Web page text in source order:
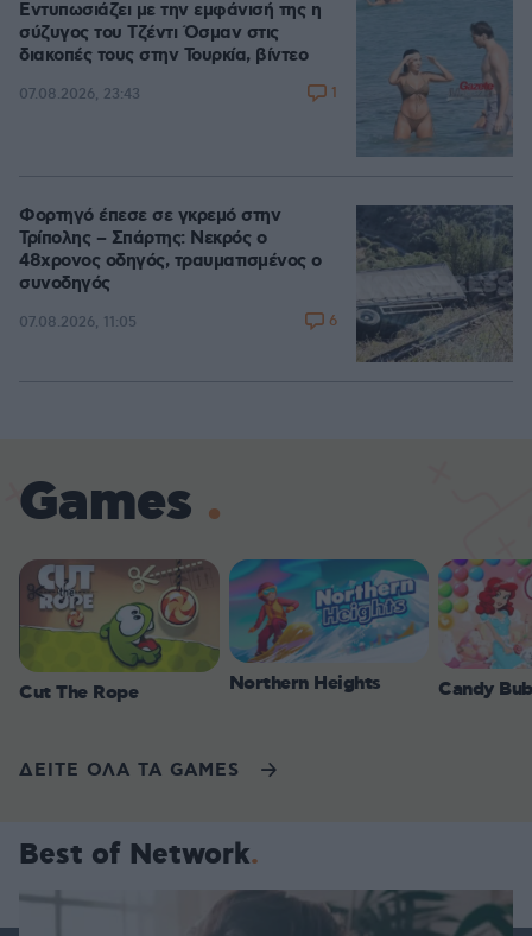
Εντυπωσιάζει με την εμφάνισή της η
σύζυγος του Τζέντι Όσμαν στις
διακοπές τους στην Τουρκία, βίντεο
07.08.2026, 23:43 1
Φορτηγό έπεσε σε γκρεμό στην
Τρίπολης – Σπάρτης: Νεκρός ο
48χρονος οδηγός, τραυματισμένος ο
συνοδηγός
07.08.2026, 11:05 6
Games
Cut The Rope Northern Heights Candy
ΔΕΙΤΕ ΟΛΑ ΤΑ GAMES
Best of Network